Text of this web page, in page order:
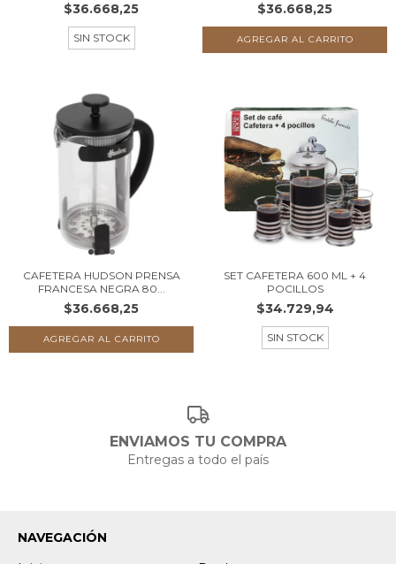
$36.668,25
SIN STOCK
$36.668,25
CAFETERA HUDSON PRENSA
FRANCESA NEGRA 80...
$36.668,25
SET CAFETERA 600 ML + 4
POCILLOS
$34.729,94
SIN STOCK
ENVIAMOS TU COMPRA
Entregas a todo el país
NAVEGACIÓN